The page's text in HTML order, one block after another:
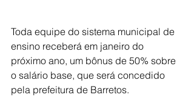
Toda equipe do sistema municipal de
ensino receberá em janeiro do
próximo ano, um bônus de 50% sobre
o salário base, que será concedido
pela prefeitura de Barretos.